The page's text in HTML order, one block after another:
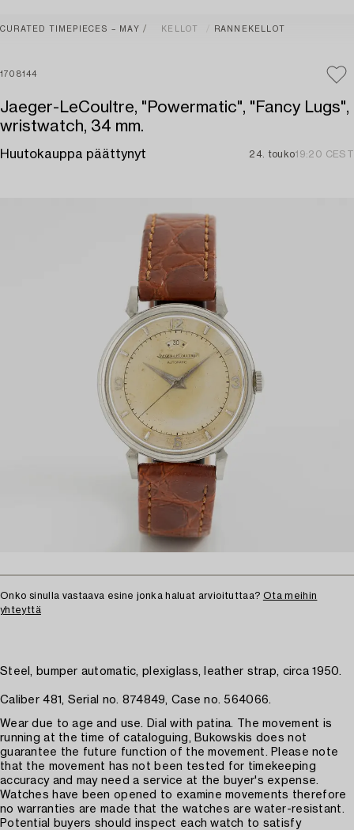
CURATED TIMEPIECES – MAY KELLOT RANNEKELLOT
1708144
Jaeger-LeCoultre, "Powermatic", "Fancy Lugs",
wristwatch, 34 mm.
Huutokauppa päättynyt 24. touko19:20 CEST
Onko sinulla vastaava esine jonka haluat arvioituttaa? Ota meihin
yhteyttä
Steel, bumper automatic, plexiglass, leather strap, circa 1950.
Caliber 481, Serial no. 874849, Case no. 564066.
Wear due to age and use. Dial with patina. The movement is
running at the time of cataloguing, Bukowskis does not
guarantee the future function of the movement. Please note
that the movement has not been tested for timekeeping
accuracy and may need a service at the buyer's expense.
Watches have been opened to examine movements therefore
no warranties are made that the watches are water-resistant.
Potential buyers should inspect each watch to satisfy